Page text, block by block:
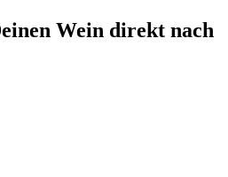
Wein direkt nach